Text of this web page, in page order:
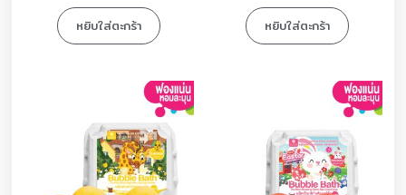
หยิบใส่ตะกร้า หยิบใส่ตะกร้า